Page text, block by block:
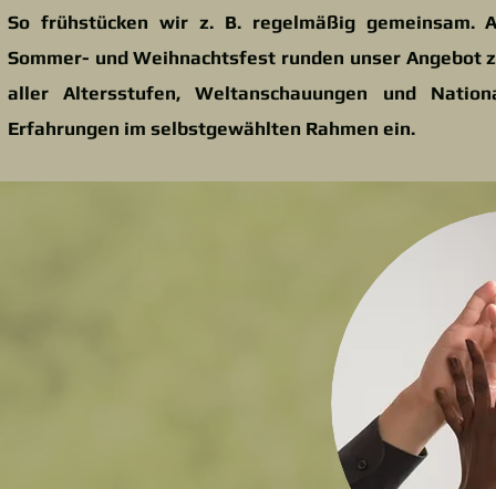
So frühstücken wir z. B. regelmäßig gemeinsam.
Sommer- und Weihnachtsfest runden unser Angebot
aller Altersstufen, Weltanschauungen und
Erfahrungen im selbstgewählten Rahmen ein.